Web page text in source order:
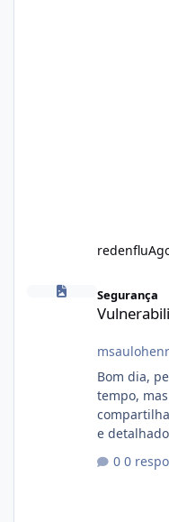
redenflu
Segurança
Bom dia,
tempo,
e
atualmente
0